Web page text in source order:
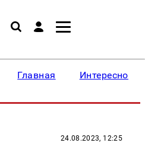
Главная Интересное
24.08.2023, 12:25